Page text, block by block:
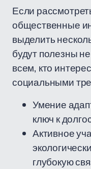
Если
общественные
выделить
будут полезны
всем, кто
социальными
Умение
ключ к
Активное
глубокую